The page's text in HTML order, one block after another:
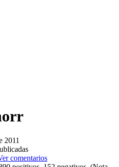
2011
comentarios